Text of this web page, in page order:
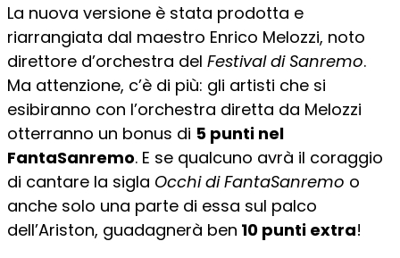
La nuova versione è stata prodotta e
riarrangiata dal maestro Enrico Melozzi, noto
direttore d’orchestra del Festival di Sanremo.
Ma attenzione, c’è di più: gli artisti che si
esibiranno con l’orchestra diretta da Melozzi
otterranno un bonus di 5 punti nel
FantaSanremo. E se qualcuno avrà il coraggio
di cantare la sigla Occhi di FantaSanremo o
anche solo una parte di essa sul palco
dell’Ariston, guadagnerà ben 10 punti extra!